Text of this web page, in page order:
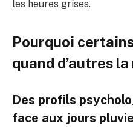
les heures grises.
Pourquoi
quand d’autres
Des profils
face aux jours